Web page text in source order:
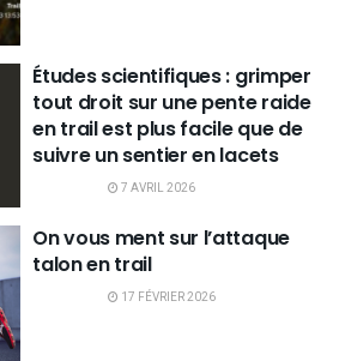
Études scientifiques : grimper
tout droit sur une pente raide
en trail est plus facile que de
suivre un sentier en lacets
7 AVRIL 2026
On vous ment sur l’attaque
talon en trail
17 FÉVRIER 2026